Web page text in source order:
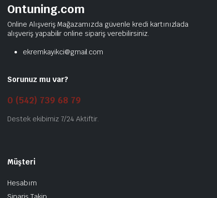
Ontuning.com
Online Alışveriş Mağazamızda güvenle kredi kartınızlada
alışveriş yapabilir online sipariş verebilirsiniz.
ekremkayikci@gmail.com
Sorunuz mu var?
0 (542) 739 68 79
Destek ekibimiz 7/24 Aktiftir.
Müşteri
Hesabım